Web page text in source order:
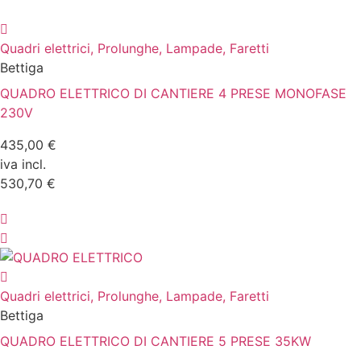
Quadri elettrici, Prolunghe, Lampade, Faretti
Bettiga
QUADRO ELETTRICO DI CANTIERE 4 PRESE MONOFASE
230V
435,00 €
iva incl.
530,70 €
Quadri elettrici, Prolunghe, Lampade, Faretti
Bettiga
QUADRO ELETTRICO DI CANTIERE 5 PRESE 35KW